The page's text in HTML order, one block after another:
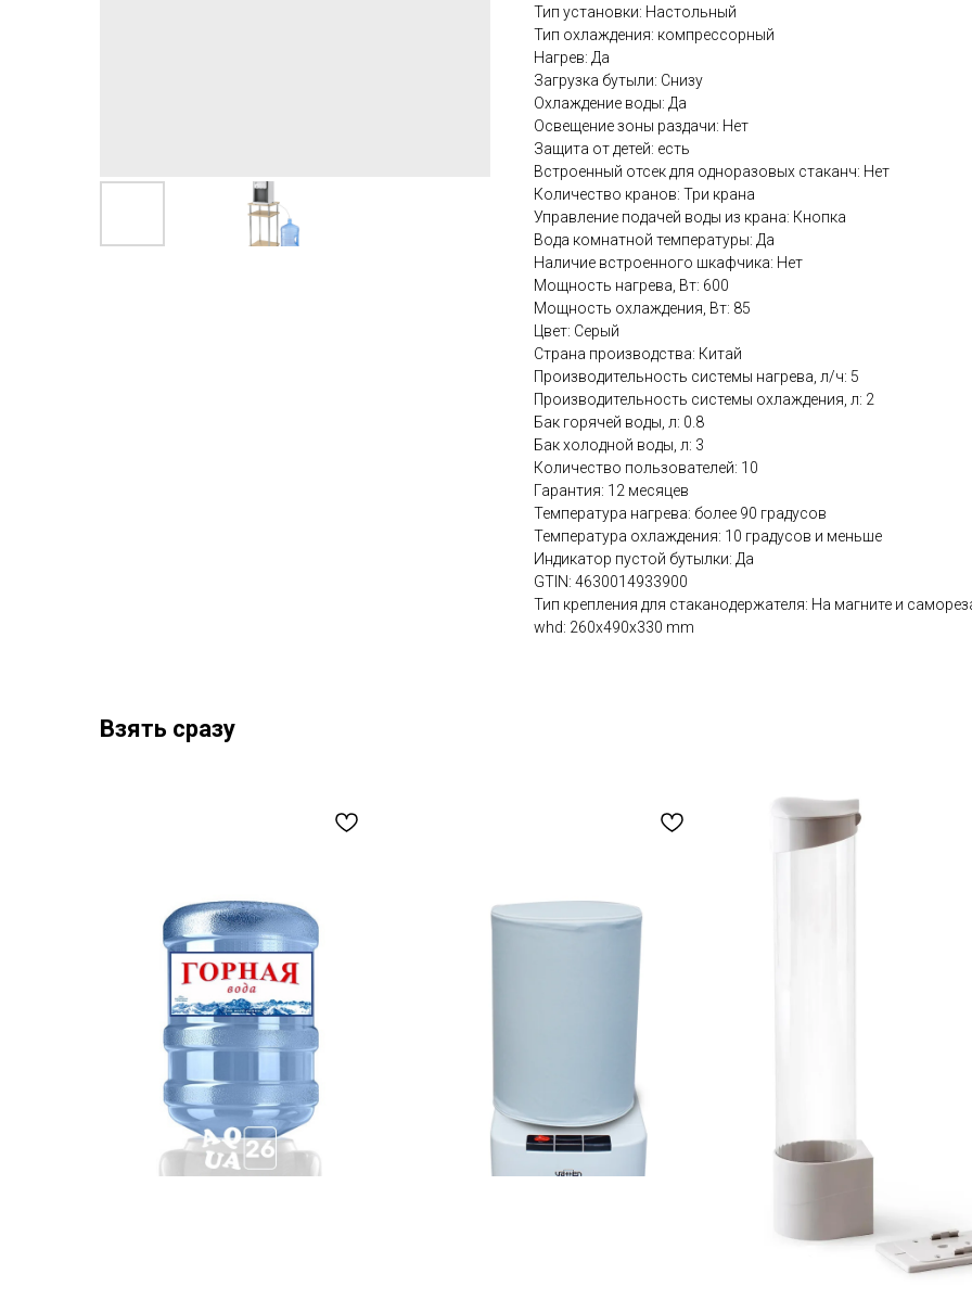
Тип установки: Настольный
Тип охлаждения: компрессорный
Нагрев: Да
Загрузка бутыли: Снизу
Охлаждение воды: Да
Освещение зоны раздачи: Нет
Защита от детей: есть
Встроенный отсек для одноразовых стаканч: Нет
Количество кранов: Три крана
Управление подачей воды из крана: Кнопка
Вода комнатной температуры: Да
Наличие встроенного шкафчика: Нет
Мощность нагрева, Вт: 600
Мощность охлаждения, Вт: 85
Цвет: Серый
Страна производства: Китай
Производительность системы нагрева, л/ч: 5
Производительность системы охлаждения, л: 2
Бак горячей воды, л: 0.8
Бак холодной воды, л: 3
Количество пользователей: 10
Гарантия: 12 месяцев
Температура нагрева: более 90 градусов
Температура охлаждения: 10 градусов и меньше
Индикатор пустой бутылки: Да
GTIN: 4630014933900
Тип крепления для стаканодержателя: На магните и
whd: 260x490x330 mm
Взять сразу